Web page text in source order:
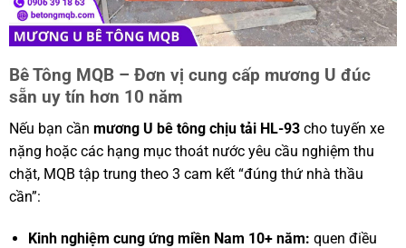
Bê Tông MQB – Đơn vị cung cấp mương U đúc
sẵn uy tín hơn 10 năm
Nếu bạn cần mương U bê tông chịu tải HL-93cho tuyến xe
nặng hoặc các hạng mục thoát nước yêu cầu nghiệm thu
chặt, MQB tập trung theo 3 cam kết “đúng thứ nhà thầu
cần”:
Kinh nghiệm cung ứng miền Nam 10+ năm: quen điều